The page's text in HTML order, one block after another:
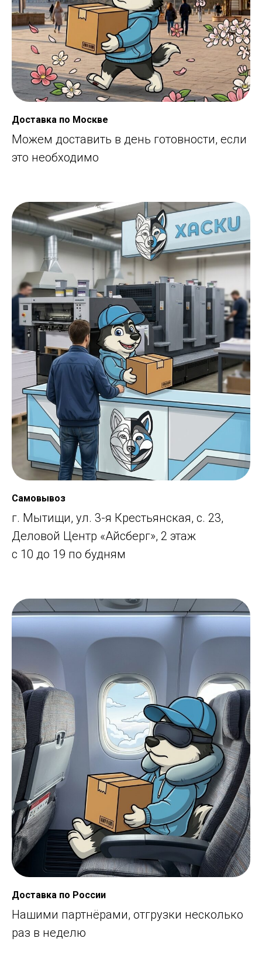
Доставка по Москве
Можем доставить в день готовности, если
это необходимо
Самовывоз
г. Мытищи, ул. 3-я Крестьянская, с. 23,
Деловой Центр «Айсберг», 2 этаж
с 10 до 19 по будням
Доставка по России
Нашими партнёрами, отгрузки несколько
раз в неделю